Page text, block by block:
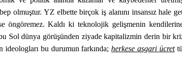
olmuştur. YZ elbette birçok iş alanını insansız hale
öngöremez. Kaldı ki teknolojik gelişmenin
Sol dünya görüşünden ziyade kapitalizmin derin bir
ideologları bu durumun farkında;herkese asgari ücret